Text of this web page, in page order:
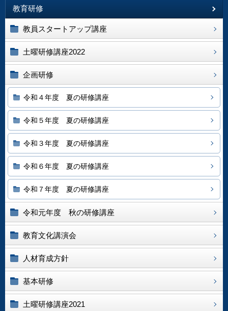
教育研修
教員スタートアップ講座
土曜研修講座2022
企画研修
令和４年度 夏の研修講座
令和５年度 夏の研修講座
令和３年度 夏の研修講座
令和６年度 夏の研修講座
令和７年度 夏の研修講座
令和元年度 秋の研修講座
教育文化講演会
人材育成方針
基本研修
土曜研修講座2021